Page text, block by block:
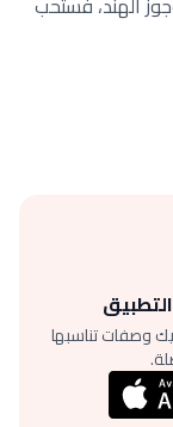
وصفات تناسبها